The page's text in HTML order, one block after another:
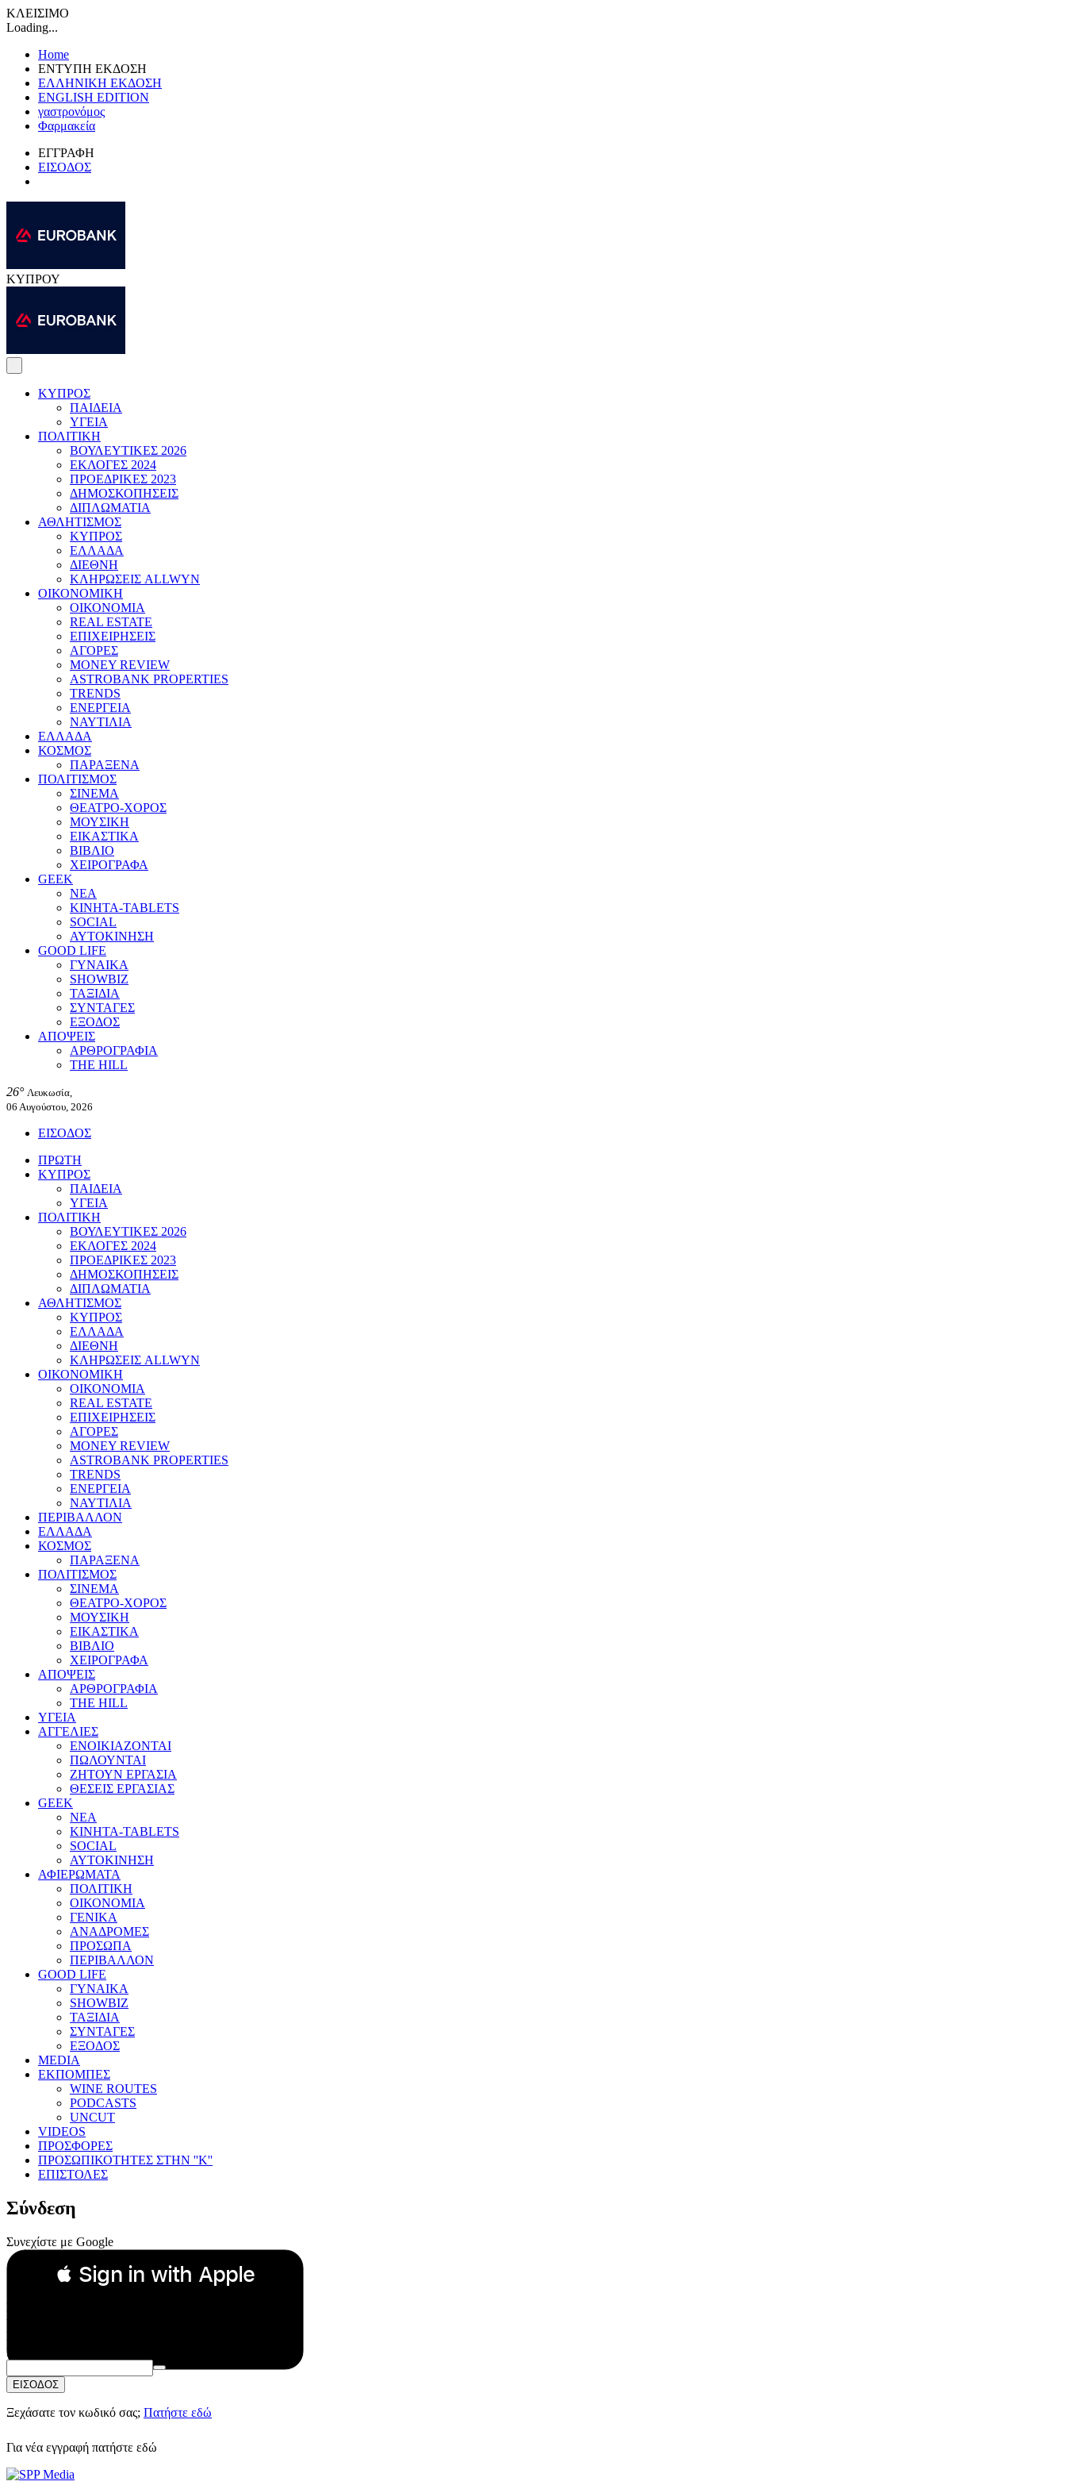
ΚΛΕΙΣΙΜΟ
Loading...
Home
ΕΝΤΥΠΗ ΕΚΔΟΣΗ
ΕΛΛΗΝΙΚΗ ΕΚΔΟΣΗ
ENGLISH EDITION
γαστρονόμος
Φαρμακεία
ΕΓΓΡΑΦΗ
ΕΙΣΟΔΟΣ
ΚΥΠΡΟΥ
ΚΥΠΡΟΣ
ΠΑΙΔΕΙΑ
ΥΓΕΙΑ
ΠΟΛΙΤΙΚΗ
ΒΟΥΛΕΥΤΙΚΕΣ 2026
ΕΚΛΟΓΕΣ 2024
ΠΡΟΕΔΡΙΚΕΣ 2023
ΔΗΜΟΣΚΟΠΗΣΕΙΣ
ΔΙΠΛΩΜΑΤΙΑ
ΑΘΛΗΤΙΣΜΟΣ
ΚΥΠΡΟΣ
ΕΛΛΑΔΑ
ΔΙΕΘΝΗ
ΚΛΗΡΩΣΕΙΣ ALLWYN
ΟΙΚΟΝΟΜΙΚΗ
ΟΙΚΟΝΟΜΙΑ
REAL ESTATE
ΕΠΙΧΕΙΡΗΣΕΙΣ
ΑΓΟΡΕΣ
MONEY REVIEW
ASTROBANK PROPERTIES
TRENDS
ΕΝΕΡΓΕΙΑ
ΝΑΥΤΙΛΙΑ
ΕΛΛΑΔΑ
ΚΟΣΜΟΣ
ΠΑΡΑΞΕΝΑ
ΠΟΛΙΤΙΣΜΟΣ
ΣΙΝΕΜΑ
ΘΕΑΤΡΟ-ΧΟΡΟΣ
ΜΟΥΣΙΚΗ
ΕΙΚΑΣΤΙΚΑ
ΒΙΒΛΙΟ
ΧΕΙΡΟΓΡΑΦΑ
GEEK
ΝΕΑ
ΚΙΝΗΤΑ-TABLETS
SOCIAL
ΑΥΤΟΚΙΝΗΣΗ
GOOD LIFE
ΓΥΝΑΙΚΑ
SHOWBIZ
ΤΑΞΙΔΙΑ
ΣΥΝΤΑΓΕΣ
ΕΞΟΔΟΣ
ΑΠΟΨΕΙΣ
ΑΡΘΡΟΓΡΑΦΙΑ
THE HILL
26° Λευκωσία,
06 Αυγούστου, 2026
ΕΙΣΟΔΟΣ
ΠΡΩΤΗ
ΚΥΠΡΟΣ
ΠΑΙΔΕΙΑ
ΥΓΕΙΑ
ΠΟΛΙΤΙΚΗ
ΒΟΥΛΕΥΤΙΚΕΣ 2026
ΕΚΛΟΓΕΣ 2024
ΠΡΟΕΔΡΙΚΕΣ 2023
ΔΗΜΟΣΚΟΠΗΣΕΙΣ
ΔΙΠΛΩΜΑΤΙΑ
ΑΘΛΗΤΙΣΜΟΣ
ΚΥΠΡΟΣ
ΕΛΛΑΔΑ
ΔΙΕΘΝΗ
ΚΛΗΡΩΣΕΙΣ ALLWYN
ΟΙΚΟΝΟΜΙΚΗ
ΟΙΚΟΝΟΜΙΑ
REAL ESTATE
ΕΠΙΧΕΙΡΗΣΕΙΣ
ΑΓΟΡΕΣ
MONEY REVIEW
ASTROBANK PROPERTIES
TRENDS
ΕΝΕΡΓΕΙΑ
ΝΑΥΤΙΛΙΑ
ΠΕΡΙΒΑΛΛΟΝ
ΕΛΛΑΔΑ
ΚΟΣΜΟΣ
ΠΑΡΑΞΕΝΑ
ΠΟΛΙΤΙΣΜΟΣ
ΣΙΝΕΜΑ
ΘΕΑΤΡΟ-ΧΟΡΟΣ
ΜΟΥΣΙΚΗ
ΕΙΚΑΣΤΙΚΑ
ΒΙΒΛΙΟ
ΧΕΙΡΟΓΡΑΦΑ
ΑΠΟΨΕΙΣ
ΑΡΘΡΟΓΡΑΦΙΑ
THE HILL
ΥΓΕΙΑ
ΑΓΓΕΛΙΕΣ
ΕΝΟΙΚΙΑΖΟΝΤΑΙ
ΠΩΛΟΥΝΤΑΙ
ΖΗΤΟΥΝ ΕΡΓΑΣΙΑ
ΘΕΣΕΙΣ ΕΡΓΑΣΙΑΣ
GEEK
ΝΕΑ
ΚΙΝΗΤΑ-TABLETS
SOCIAL
ΑΥΤΟΚΙΝΗΣΗ
ΑΦΙΕΡΩΜΑΤΑ
ΠΟΛΙΤΙΚΗ
ΟΙΚΟΝΟΜΙΑ
ΓΕΝΙΚΑ
ΑΝΑΔΡΟΜΕΣ
ΠΡΟΣΩΠΑ
ΠΕΡΙΒΑΛΛΟΝ
GOOD LIFE
ΓΥΝΑΙΚΑ
SHOWBIZ
ΤΑΞΙΔΙΑ
ΣΥΝΤΑΓΕΣ
ΕΞΟΔΟΣ
MEDIA
ΕΚΠΟΜΠΕΣ
WINE ROUTES
PODCASTS
UNCUT
VIDEOS
ΠΡΟΣΦΟΡΕΣ
ΠΡΟΣΩΠΙΚΟΤΗΤΕΣ ΣΤΗΝ ''Κ''
ΕΠΙΣΤΟΛΕΣ
Σύνδεση
Συνεχίστε με Google
 Sign in with Apple
Συνεχίστε με Apple
ή
Email:
Κωδικός Πρόσβασης:
ΕΙΣΟΔΟΣ
Ξεχάσατε τον κωδικό σας; Πατήστε εδώ
Για νέα εγγραφή πατήστε εδώ